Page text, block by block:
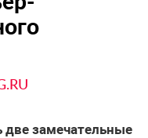
две замечательные